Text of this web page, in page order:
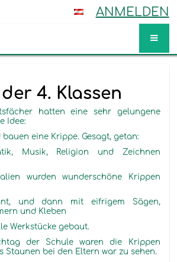
ANMELDEN
4. Klassen
hatten eine sehr gelungene
Idee:
eine Krippe. Gesagt, getan:
Musik, Religion und Zeichnen
wurden wunderschöne Krippen
und dann mit eifrigem Sägen,
und Kleben
Werkstücke gebaut.
der Schule waren die Krippen
Staunen bei den Eltern war zu sehen.